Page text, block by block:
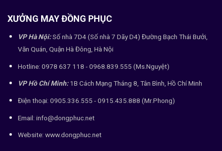
XƯỞNG MAY ĐỒNG PHỤC
VP Hà Nội:Số nhà 7D4 (Số nhà 7 Dãy D4) Đường Bạch Thái Bưởi,
Văn Quán, Quận Hà Đông, Hà Nội
Hotline: 0978 637 118 - 0968.839.555 (Ms.Nguyệt)
VP Hồ Chí Minh:1B Cách Mạng Tháng 8, Tân Bình, Hồ Chí Minh
Điện thoại: 0905.336.555 - 0915.435.888 (Mr.Phong)
Email: info@dongphuc.net
Website: www.dongphuc.net